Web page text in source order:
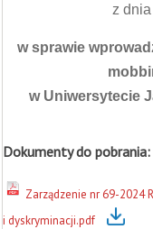
z
w sprawie
w Uniwersytecie
Dokumenty do pobrania:
Zarządzenie nr 69-2024
i dyskryminacji.pdf